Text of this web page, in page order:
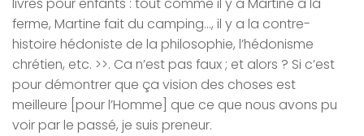
ferme, Martine fait du camping…, il y a la contre-
histoire hédoniste de la philosophie, l’hédonisme
chrétien, etc. >>. Ca n’est pas faux ; et alors ? Si c’est
pour démontrer que ça vision des choses est
meilleure [pour l’Homme] que ce que nous avons pu
voir par le passé, je suis preneur.